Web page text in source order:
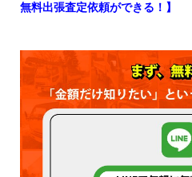
無料出張査定依頼ができる！】